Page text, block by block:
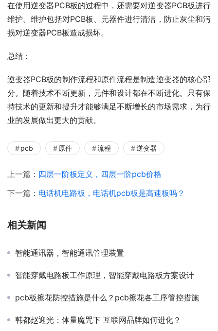
在使用逆变器PCB板的过程中，还需要对逆变器PCB板进行
维护。维护包括对PCB板、元器件进行清洁，防止灰尘和污
损对逆变器PCB板造成损坏。
总结：
逆变器PCB板的制作流程和原件流程是制造逆变器的核心部
分。随着技术不断更新，元件和设计都在不断进化。只有保
持技术的更新和提升才能够满足不断增长的市场需求，为行
业的发展做出更大的贡献。
pcb 原件 流程 逆变器
上一篇： 四层一阶板定义，四层一阶pcb价格
下一篇： 电话机电路板，电话机pcb板是高速板吗？
相关新闻
智能通讯器，智能通讯管理装置
智能穿戴电路板工作原理，智能穿戴电路板方案设计
pcb板擦花防控措施是什么？pcb擦花各工序管控措施
韩都赵迎光：体量魔咒下 互联网品牌如何进化？